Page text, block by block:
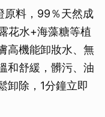
原料，99％天然成
花水+海藻糖等植
高機能卸妝水、無
和舒緩，髒污、油
卸除，1分鐘立即